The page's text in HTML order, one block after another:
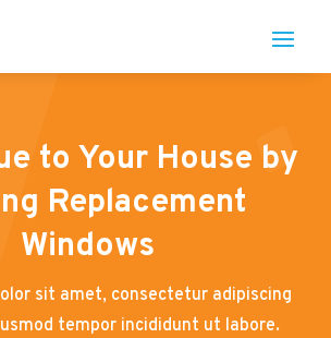
to Your House by
Replacement
Windows
sit amet, consectetur adipiscing
tempor incididunt ut labore.